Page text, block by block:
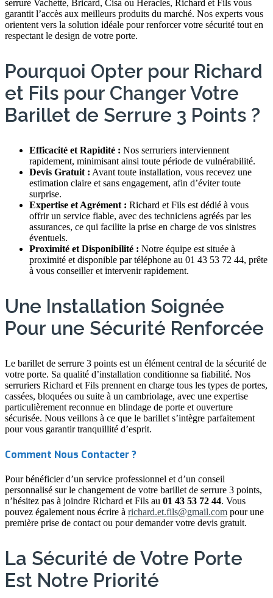
serrure Vachette, Bricard, Cisa ou Heracles, Richard et Fils vous
garantit l’accès aux meilleurs produits du marché. Nos experts vous
orientent vers la solution idéale pour renforcer votre sécurité tout en
respectant le design de votre porte.
Pourquoi Opter pour Richard
et Fils pour Changer Votre
Barillet de Serrure 3 Points ?
Efficacité et Rapidité : Nos serruriers interviennent
rapidement, minimisant ainsi toute période de vulnérabilité.
Devis Gratuit : Avant toute installation, vous recevez une
estimation claire et sans engagement, afin d’éviter toute
surprise.
Expertise et Agrément : Richard et Fils est dédié à vous
offrir un service fiable, avec des techniciens agréés par les
assurances, ce qui facilite la prise en charge de vos sinistres
éventuels.
Proximité et Disponibilité : Notre équipe est située à
proximité et disponible par téléphone au 01 43 53 72 44, prête
à vous conseiller et intervenir rapidement.
Une Installation Soignée
Pour une Sécurité Renforcée
Le barillet de serrure 3 points est un élément central de la sécurité de
votre porte. Sa qualité d’installation conditionne sa fiabilité. Nos
serruriers Richard et Fils prennent en charge tous les types de portes,
cassées, bloquées ou suite à un cambriolage, avec une expertise
particulièrement reconnue en blindage de porte et ouverture
sécurisée. Nous veillons à ce que le barillet s’intègre parfaitement
pour vous garantir tranquillité d’esprit.
Comment Nous Contacter ?
Pour bénéficier d’un service professionnel et d’un conseil
personnalisé sur le changement de votre barillet de serrure 3 points,
n’hésitez pas à joindre Richard et Fils au 01 43 53 72 44. Vous
pouvez également nous écrire à richard.et.fils@gmail.com pour une
première prise de contact ou pour demander votre devis gratuit.
La Sécurité de Votre Porte
Est Notre Priorité